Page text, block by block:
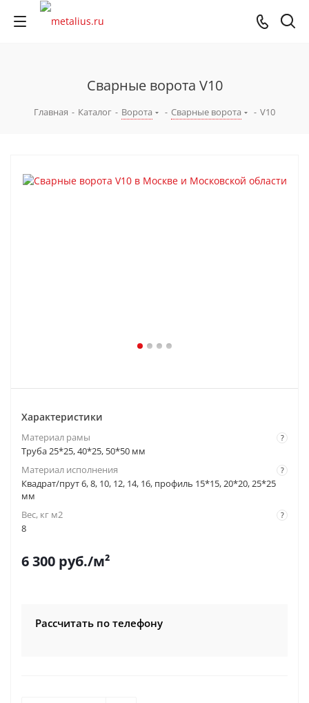
Сварные ворота V10
Главная - Каталог - Ворота - Сварные ворота - V10
Характеристики
?
Материал рамы
Труба 25*25, 40*25, 50*50 мм
?
Материал исполнения
Квадрат/прут 6, 8, 10, 12, 14, 16, профиль 15*15, 20*20, 25*25
мм
?
Вес, кг м2
8
6 300 руб./м²
Рассчитать по телефону